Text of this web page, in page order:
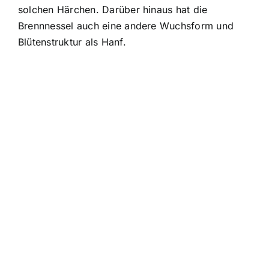
solchen Härchen. Darüber hinaus hat die
Brennnessel auch eine andere Wuchsform und
Blütenstruktur als Hanf.